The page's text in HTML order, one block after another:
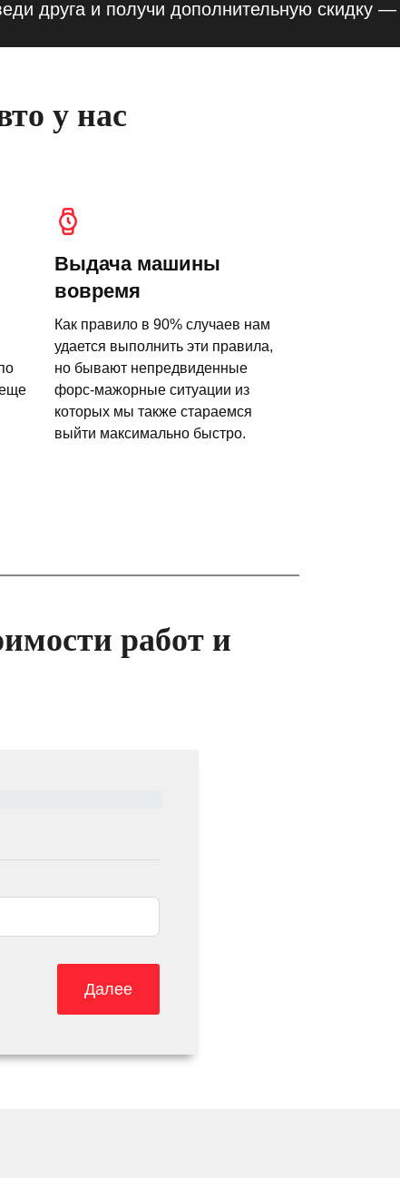
и получи дополнительную скидку — 10%
у нас
Выдача машины
вовремя
Как правило в 90% случаев нам
удается выполнить эти правила,
но бывают непредвиденные
форс-мажорные ситуации из
которых мы также стараемся
выйти максимально быстро.
работ и
Далее